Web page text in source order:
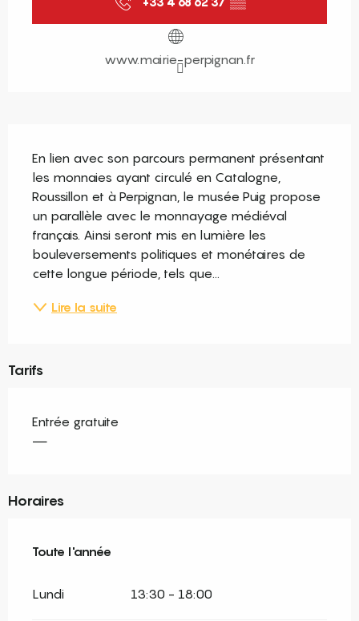
www.mairie-perpignan.fr
En lien avec son parcours permanent présentant
les monnaies ayant circulé en Catalogne,
Roussillon et à Perpignan, le musée Puig propose
un parallèle avec le monnayage médiéval
français. Ainsi seront mis en lumière les
bouleversements politiques et monétaires de
cette longue période, tels que...
Lire la suite
Tarifs
Entrée gratuite
—
Horaires
Toute l'année
Toute l'année
Lundi 13:30 - 18:00